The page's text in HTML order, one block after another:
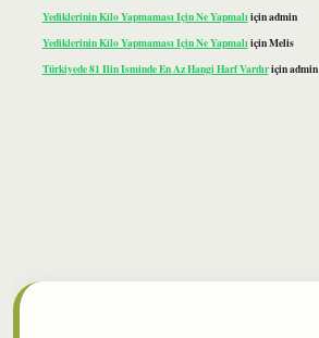
Yediklerinin Kilo Yapmaması Için Ne Yapmalıiçinadmin
Yediklerinin Kilo Yapmaması Için Ne YapmalıiçinMelis
Türkiyede 81 Ilin Isminde En Az Hangi Harf Vardıriçinadmin